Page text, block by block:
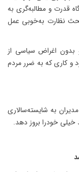
قدرت و مطالبه‌گری به
بحث نظارت به‌خوبی عمل
اغراض سیاسی از
و کاری که به ضرر مردم
به شایسته‌سالاری
خودرا بروز دهد.